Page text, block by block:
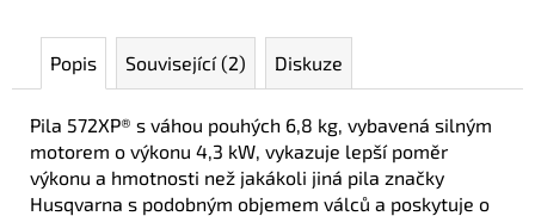
Popis Související (2) Diskuze
Pila 572XP® s váhou pouhých 6,8 kg, vybavená silným
motorem o výkonu 4,3 kW, vykazuje lepší poměr
výkonu a hmotnosti než jakákoli jiná pila značky
Husqvarna s podobným objemem válců a poskytuje o